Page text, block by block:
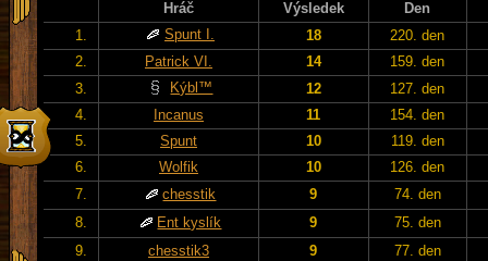
Hráč Výsledek
Den
1.
Spunt I. 18
220. den
2.
Patrick VI. 14
159. den
3.
Kýbl™ 12
127. den
4.
Incanus 11
154. den
5.
Spunt 10
119. den
6.
Wolfik 10
126. den
7.
chesstik 9
74. den
8.
Ent kyslík 9
75. den
9.
chesstik3 9
77. den